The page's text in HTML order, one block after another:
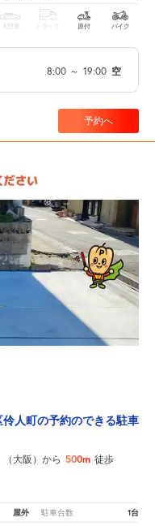
大型車 トラック 原付 バイク
8:00 ～ 19:00 空
予約へ
人町の予約のできる駐車
大阪）から 500m 徒歩
屋外 駐車台数 1台